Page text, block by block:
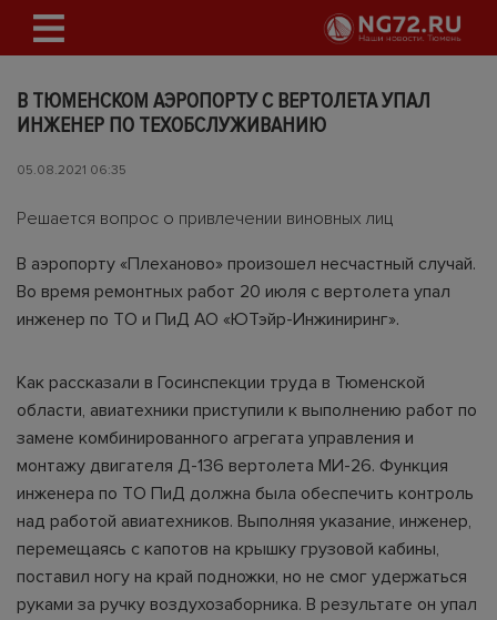
В ТЮМЕНСКОМ АЭРОПОРТУ С ВЕРТОЛЕТА УПАЛ
ИНЖЕНЕР ПО ТЕХОБСЛУЖИВАНИЮ
05.08.2021 06:35
Решается вопрос о привлечении виновных лиц
В аэропорту «Плеханово» произошел несчастный случай.
Во время ремонтных работ 20 июля с вертолета упал
инженер по ТО и ПиД АО «ЮТэйр-Инжиниринг».
Как рассказали в Госинспекции труда в Тюменской
области, авиатехники приступили к выполнению работ по
замене комбинированного агрегата управления и
монтажу двигателя Д-136 вертолета МИ-26. Функция
инженера по ТО ПиД должна была обеспечить контроль
над работой авиатехников. Выполняя указание, инженер,
перемещаясь с капотов на крышку грузовой кабины,
поставил ногу на край подножки, но не смог удержаться
руками за ручку воздухозаборника. В результате он упал